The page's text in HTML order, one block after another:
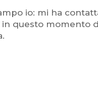
io: mi ha
questo momento